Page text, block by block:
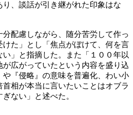
、談話が引き継がれた印象はな
配慮しながら、随分苦労して作っ
た」とし「焦点がぼけて、何を言
」と指摘した。また「１００年以
が広がっていたという内容を盛り込
『侵略』の意味を普遍化、わい小
相が本当に言いたいことはオブラ
ない」と述べた。